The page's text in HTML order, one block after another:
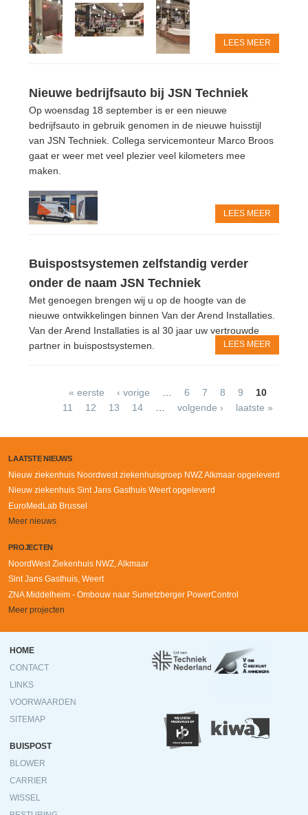
LEES MEER
Nieuwe bedrijfsauto bij JSN Techniek
Op woensdag 18 september is er een nieuwe
bedrijfsauto in gebruik genomen in de nieuwe huisstijl
van JSN Techniek. Collega servicemonteur Marco Broos
gaat er weer met veel plezier veel kilometers mee
maken.
LEES MEER
Buispostsystemen zelfstandig verder
onder de naam JSN Techniek
Met genoegen brengen wij u op de hoogte van de
nieuwe ontwikkelingen binnen Van der Arend Installaties.
Van der Arend Installaties is al 30 jaar uw vertrouwde
partner in buispostsystemen.
LEES MEER
« eerste ‹ vorige … 6 7 8 9
10
11
12 13 14 … volgende › laatste »
LAATSTE NIEUWS
Nieuw ziekenhuis Noordwest ziekenhuisgroep NWZ Alkmaar opgeleverd
Nieuw ziekenhuis Sint Jans Gasthuis Weert opgeleverd
EuroMedLab Brussel
Meer nieuws
PROJECTEN
NoordWest Ziekenhuis NWZ, Alkmaar
Sint Jans Gasthuis, Weert
ZNA Middelheim - Ombouw naar Sumetzberger PowerControl
Meer projecten
Ondermenu
HOME
CONTACT
LINKS
VOORWAARDEN
SITEMAP
BUISPOST
BLOWER
CARRIER
WISSEL